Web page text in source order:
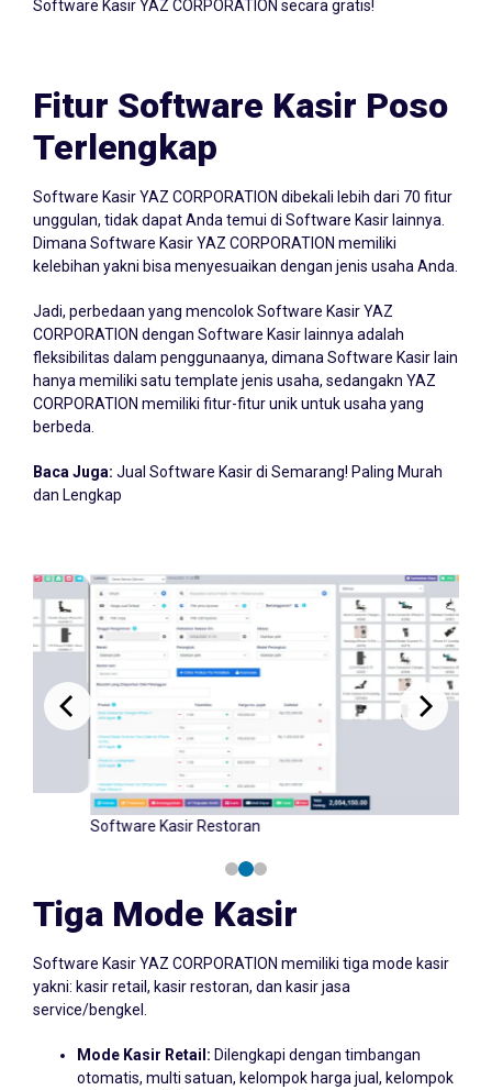
Software Kasir YAZ CORPORATION secara gratis!
Fitur Software Kasir Poso
Terlengkap
Software Kasir YAZ CORPORATION dibekali lebih dari 70 fitur
unggulan, tidak dapat Anda temui di Software Kasir lainnya.
Dimana Software Kasir YAZ CORPORATION memiliki
kelebihan yakni bisa menyesuaikan dengan jenis usaha Anda.
Jadi, perbedaan yang mencolok Software Kasir YAZ
CORPORATION dengan Software Kasir lainnya adalah
fleksibilitas dalam penggunaanya, dimana Software Kasir lain
hanya memiliki satu template jenis usaha, sedangakn YAZ
CORPORATION memiliki fitur-fitur unik untuk usaha yang
berbeda.
Baca Juga: Jual Software Kasir di Semarang! Paling Murah
dan Lengkap
Software Kasir Retail
Tiga Mode Kasir
yakni: kasir retail, kasir restoran, dan kasir jasa
service/bengkel.
otomatis, multi satuan, kelompok harga jual, kelompok
pelanggan, diskon nota, dan multi metode